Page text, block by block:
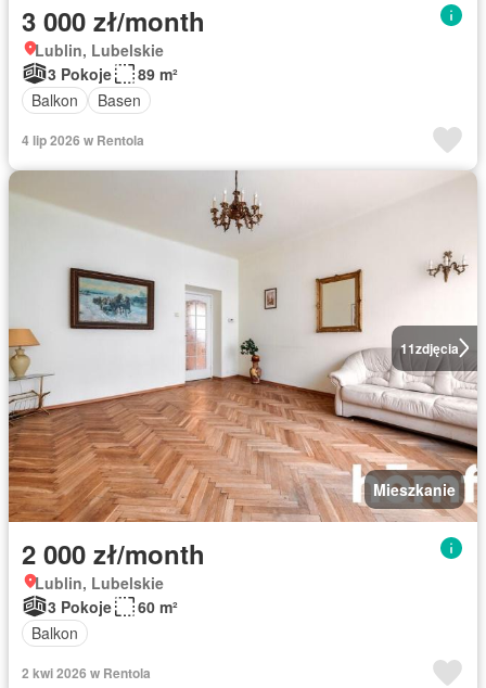
3 000 zł/month
Lublin, Lubelskie
3 Pokoje
89 m²
Balkon
Basen
4 lip 2026 w Rentola
11zdjęcia
Mieszkanie
2 000 zł/month
Lublin, Lubelskie
3 Pokoje
60 m²
Balkon
2 kwi 2026 w Rentola